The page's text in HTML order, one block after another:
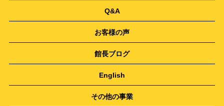
Q&A
お客様の声
館長ブログ
English
その他の事業